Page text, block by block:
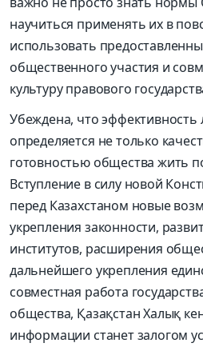
научиться применять их в
использовать
общественного участия и
культуру правового
Убеждена, что
определяется не только
готовностью общества жить
Вступление в силу новой
перед Казахстаном новые
укрепления законности,
институтов, расширения
дальнейшего укрепления
совместная работа
общества, Қазақстан Халық
информации станет залогом